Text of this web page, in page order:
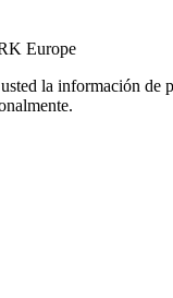
Europe
la información